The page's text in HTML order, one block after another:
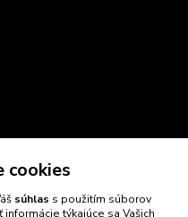
cookies
súhlas s použitím súborov
týkajúce sa Vašich